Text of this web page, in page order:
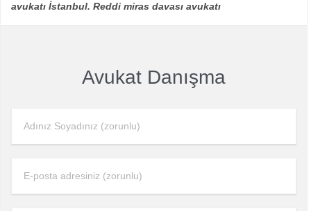
avukatı İstanbul. Reddi miras davası avukatı
Avukat Danışma